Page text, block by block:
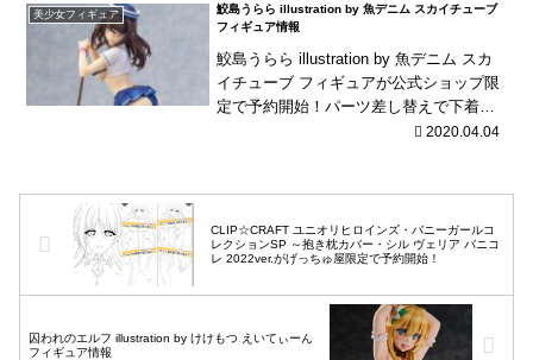
美少女フィギュア
鮫島うらら illustration by 魚デニム スカイチューブ
フィギュア情報
鮫島うらら illustration by 魚デニム スカ
イチューブ フィギュアが公式ショップ限
定で予約開始！パーツ差し替えで下着姿
のみなど様々なキャストオフを再現可
2020.04.04
CLIP☆CRAFT ユニオリヒロインズ・バニーガールコ
レクションSP ～抱き枕カバー・シル ヴェリア バニコ
レ 2022ver.がげっちゅ屋限定で予約開始！
囚われのエルフ illustration by けけもつ えいてぃーん
フィギュア情報